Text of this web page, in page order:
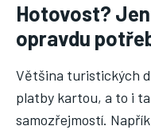
Hotovost?
opravdu
Většina turistických
platby kartou, a to i
samozřejmostí.